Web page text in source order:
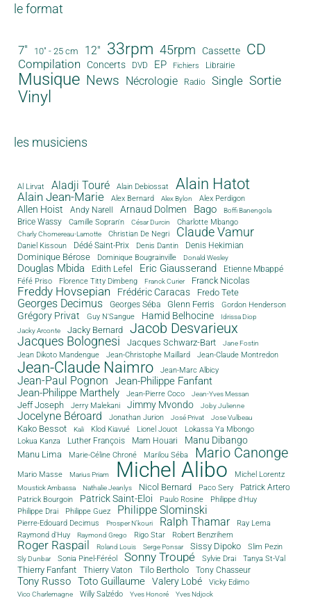
le format
7" 10" - 25 cm 12" 33rpm 45rpm Cassette CD
Compilation Concerts DVD EP Fichiers Librairie
Musique News Nécrologie Radio Single Sortie
Vinyl
les musiciens
Al Lirvat Aladji Touré Alain Debiossat Alain Hatot
Alain Jean-Marie Alex Bernard Alex Bylon Alex Perdigon
Allen Hoist Andy Narell Arnaud Dolmen Bago Boffi Banengola
Brice Wassy Camille Sopran'n César Durcin Charlotte Mbango
Charly Chomereau-Lamotte Christian De Negri Claude Vamur
Daniel Kissoun Dédé Saint-Prix Denis Dantin Denis Hekimian
Dominique Bérose Dominique Bougrainville Donald Wesley
Douglas Mbida Edith Lefel Eric Giausserand Etienne Mbappé
Féfé Priso Florence Titty Dimbeng Franck Curier Franck Nicolas
Freddy Hovsepian Frédéric Caracas Fredo Tete
Georges Decimus Georges Séba Glenn Ferris Gordon Henderson
Grégory Privat Guy N'Sangue Hamid Belhocine
Idrissa Diop
Jacky Arconte
Jacky Bernard Jacob Desvarieux
Jacques Bolognesi Jacques Schwarz-Bart Jane Fostin
Jean Dikoto Mandengue Jean-Christophe Maillard Jean-Claude Montredon
Jean-Claude Naimro Jean-Marc Albicy
Jean-Paul Pognon
Jean-Philippe Fanfant
Jean-Philippe Marthely
Jean-Pierre Coco Jean-Yves Messan
Jeff Joseph Jerry Malekani Jimmy Mvondo Joby Julienne
Jocelyne Béroard Jonathan Jurion José Privat Jose Vulbeau
Kako Bessot Kali Klod Kiavué Lionel Jouot
Lokassa Ya Mbongo
Lokua Kanza
Luther François Mam Houari Manu Dibango
Manu Lima Marie-Céline Chroné Marilou Séba Mario Canonge
Mario Masse Marius Priam Michel Alibo Michel Lorentz
Moustick Ambassa Nathalie Jeanlys Nicol Bernard Paco Sery
Patrick Artero
Patrick Bourgoin
Patrick Saint-Eloi Paulo Rosine
Philippe d'Huy
Philippe Drai
Philippe Guez Philippe Slominski
Pierre-Edouard Decimus Prosper N'kouri Ralph Thamar
Ray Lema
Raymond d'Huy
Raymond Grego Rigo Star Robert Benzrihem
Roger Raspail Roland Louis Serge Ponsar Sissy Dipoko Slim Pezin
Sly Dunbar Sonia Pinel-Féréol Sonny Troupé Sylvie Drai Tanya St-Val
Thierry Fanfant Thierry Vaton Tilo Bertholo Tony Chasseur
Tony Russo Toto Guillaume Valery Lobé Vicky Edimo
Vico Charlemagne Willy Salzédo Yves Honoré Yves Ndjock